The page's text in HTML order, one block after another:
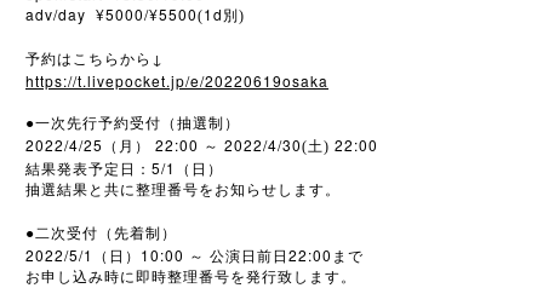
adv/day ¥5000/¥5500(1d 別)
予約はこちらから ↓
https://t.livepocket.jp/e/20220619osaka
●一次先行予約受付（抽選制）
2022/4/25 （月） 22:00 ～ 2022/4/30(土) 22:00
結果発表予定日： 5/1
（日）
抽選結果と共に整理番号をお知らせします。
●二次受付（先着制）
2022/5/1 （日） 10:00 ～ 公演日前日 22:00 まで
お申し込み時に即時整理番号を発行致します。